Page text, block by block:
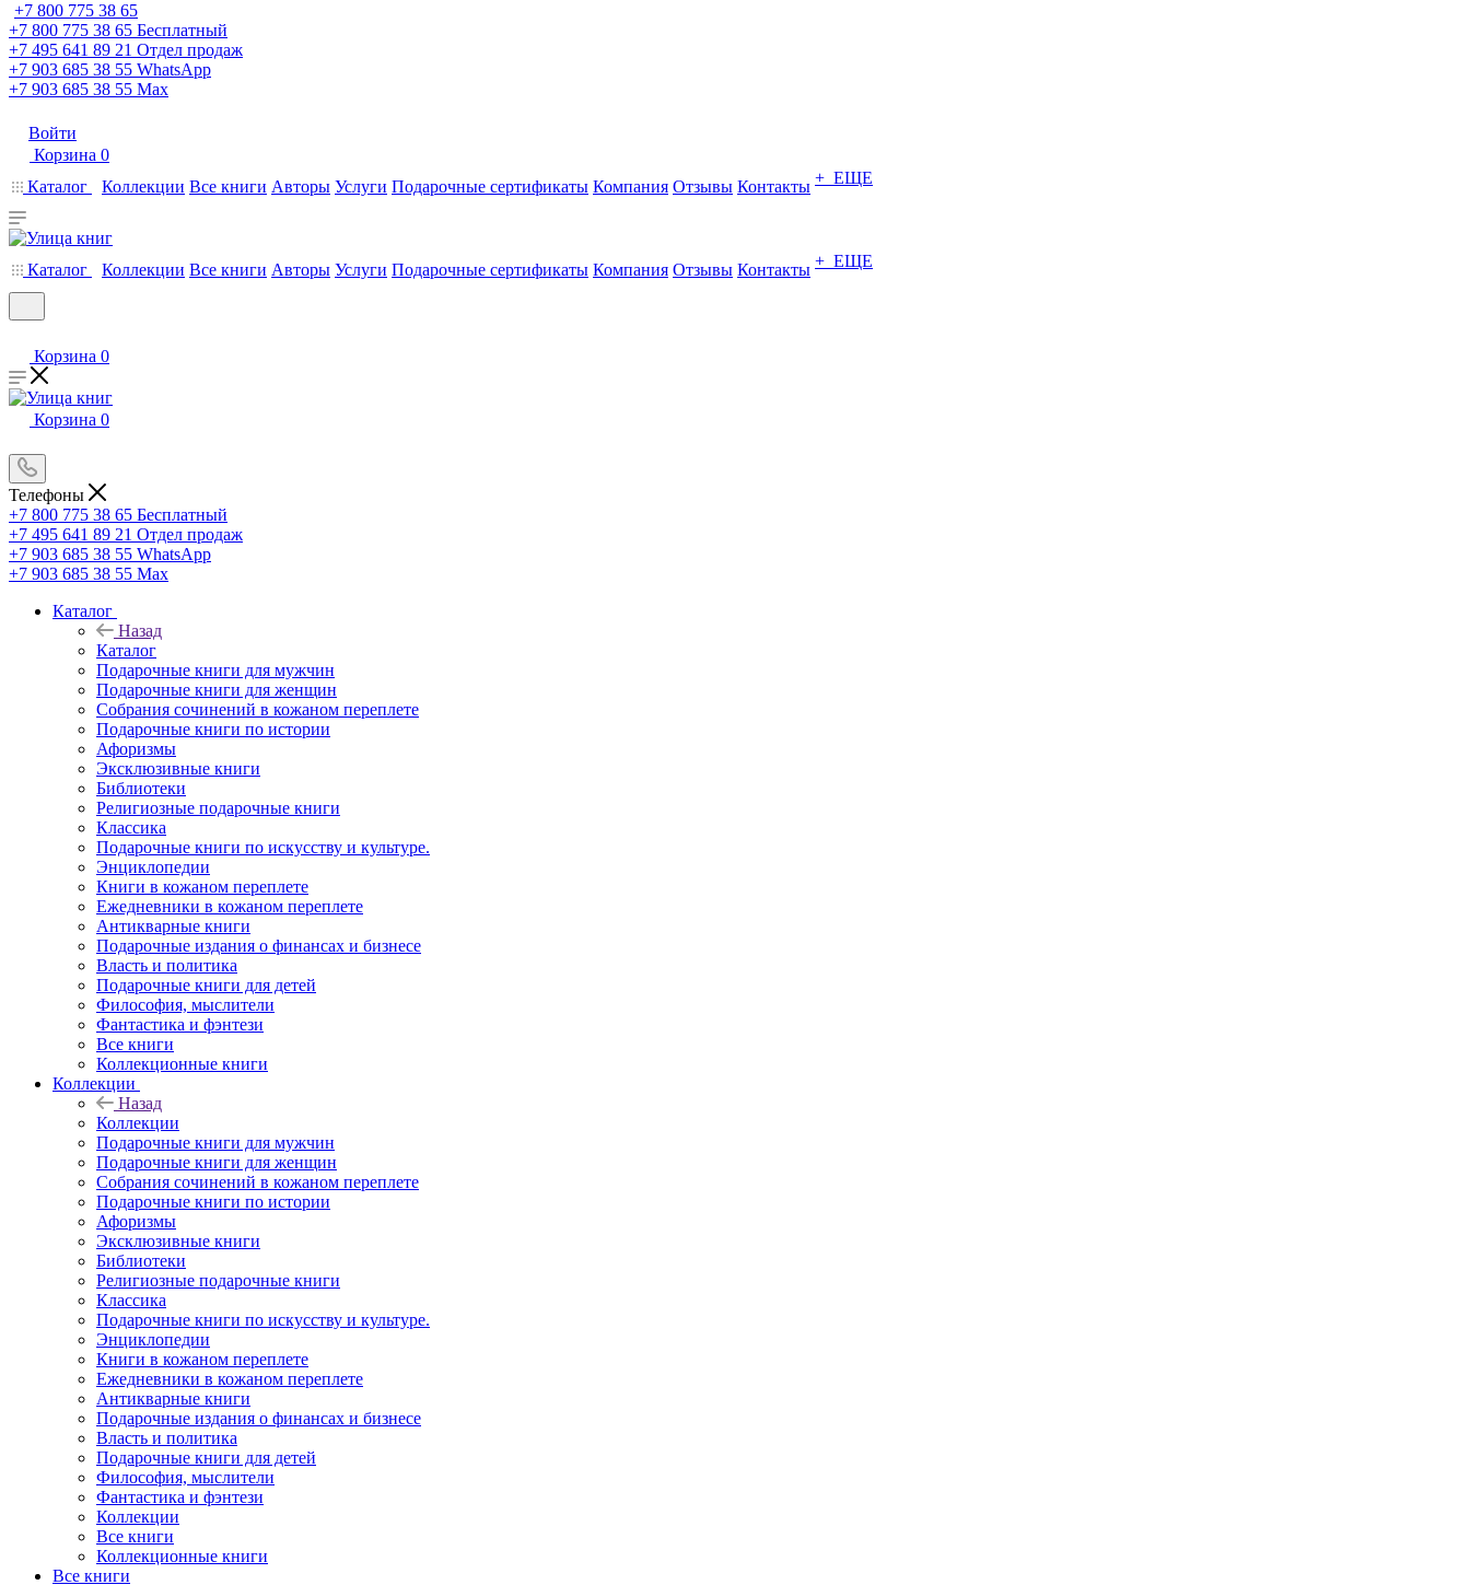
+7 800 775 38 65
+7 800 775 38 65 Бесплатный
+7 495 641 89 21 Отдел продаж
+7 903 685 38 55 WhatsApp
+7 903 685 38 55 Max
Войти
Корзина 0
Каталог
Коллекции Все книги Авторы Услуги Подарочные сертификаты Компания Отзывы Контакты + ЕЩЕ
Каталог Коллекции Все книги Авторы Услуги Подарочные сертификаты Компания Отзывы Контакты + ЕЩЕ
Корзина 0
Корзина 0
Телефоны
+7 800 775 38 65 Бесплатный
+7 495 641 89 21 Отдел продаж
+7 903 685 38 55 WhatsApp
+7 903 685 38 55 Max
Каталог
Назад
Каталог
Подарочные книги для мужчин
Подарочные книги для женщин
Собрания сочинений в кожаном переплете
Подарочные книги по истории
Афоризмы
Эксклюзивные книги
Библиотеки
Религиозные подарочные книги
Классика
Подарочные книги по искусству и культуре.
Энциклопедии
Книги в кожаном переплете
Ежедневники в кожаном переплете
Антикварные книги
Подарочные издания о финансах и бизнесе
Власть и политика
Подарочные книги для детей
Философия, мыслители
Фантастика и фэнтези
Все книги
Коллекционные книги
Коллекции
Назад
Коллекции
Подарочные книги для мужчин
Подарочные книги для женщин
Собрания сочинений в кожаном переплете
Подарочные книги по истории
Афоризмы
Эксклюзивные книги
Библиотеки
Религиозные подарочные книги
Классика
Подарочные книги по искусству и культуре.
Энциклопедии
Книги в кожаном переплете
Ежедневники в кожаном переплете
Антикварные книги
Подарочные издания о финансах и бизнесе
Власть и политика
Подарочные книги для детей
Философия, мыслители
Фантастика и фэнтези
Коллекции
Все книги
Коллекционные книги
Все книги